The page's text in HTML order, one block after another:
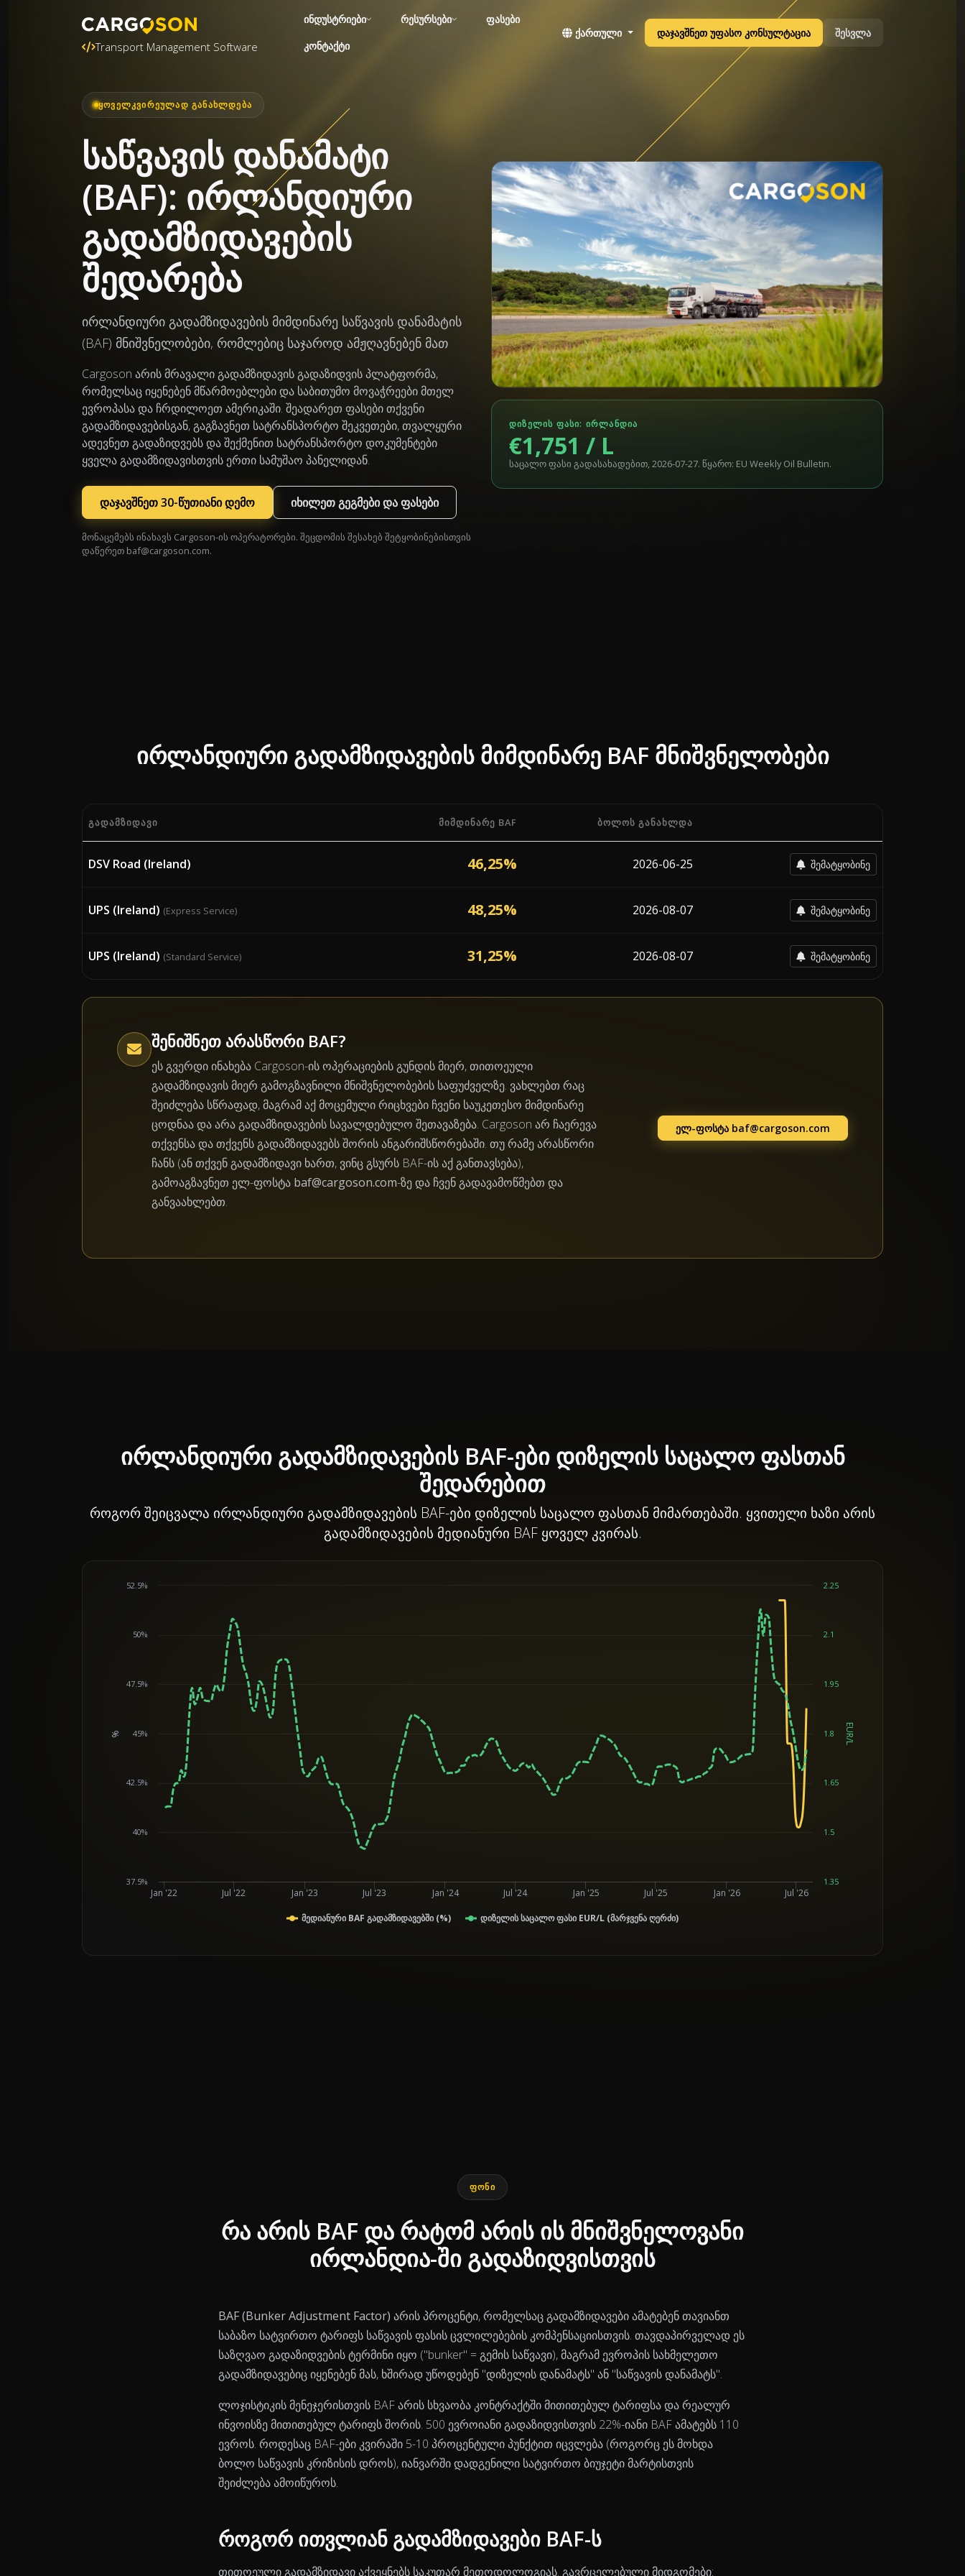
Transport Management Software
ინდუსტრიები რესურსები
ფასები
კონტაქტი
ქართული დაჯავშნეთ უფასო კონსულტაცია შესვლა
ᲧᲝᲕᲔᲚᲙᲕᲘᲠᲔᲣᲚᲐᲓ ᲒᲐᲜᲐᲮᲚᲓᲔᲑᲐ
საწვავის დანამატი
(BAF): ირლანდიური
გადამზიდავების
შედარება
ირლანდიური გადამზიდავების მიმდინარე საწვავის დანამატის
(BAF) მნიშვნელობები, რომლებიც საჯაროდ ამჟღავნებენ მათ
Cargoson არის მრავალი გადამზიდავის გადაზიდვის პლატფორმა,
რომელსაც იყენებენ მწარმოებლები და საბითუმო მოვაჭრეები მთელ
ევროპასა და ჩრდილოეთ ამერიკაში. შეადარეთ ფასები თქვენი
გადამზიდავებისგან, გაგზავნეთ სატრანსპორტო შეკვეთები, თვალყური
ადევნეთ გადაზიდვებს და შექმენით სატრანსპორტო დოკუმენტები
ყველა გადამზიდავისთვის ერთი სამუშაო პანელიდან.
დაჯავშნეთ 30-წუთიანი დემო იხილეთ გეგმები და ფასები
მონაცემებს ინახავს Cargoson-ის ოპერატორები. შეცდომის შესახებ შეტყობინებისთვის
დაწერეთ baf@cargoson.com.
ᲓᲘᲖᲔᲚᲘᲡ ᲤᲐᲡᲘ: ᲘᲠᲚᲐᲜᲓᲘᲐ
€1,751 / L
საცალო ფასი გადასახადებით, 2026-07-27. წყარო: EU Weekly Oil Bulletin.
ირლანდიური გადამზიდავების მიმდინარე BAF მნიშვნელობები
მიმდინარე Bunker Adjustment Factor (BAF) პროცენტები 3 გადამზიდავისგან, რომლებიც მოქმედებენ ირლანდია-ში, თითოეული გადამზიდავის ბოლო
ᲒᲐᲓᲐᲛᲖᲘᲓᲐᲕᲘ ᲛᲘᲛᲓᲘᲜᲐᲠᲔ BAF ᲑᲝᲚᲝᲡ ᲒᲐᲜᲐᲮᲚᲓᲐ
DSV Road (Ireland) 46,25% 2026-06-25 შემატყობინე
UPS (Ireland) (Express Service) 48,25% 2026-08-07 შემატყობინე
UPS (Ireland) (Standard Service) 31,25% 2026-08-07 შემატყობინე
შენიშნეთ არასწორი BAF?
ეს გვერდი ინახება Cargoson-ის ოპერაციების გუნდის მიერ, თითოეული
გადამზიდავის მიერ გამოგზავნილი მნიშვნელობების საფუძველზე. ვახლებთ რაც
შეიძლება სწრაფად, მაგრამ აქ მოცემული რიცხვები ჩვენი საუკეთესო მიმდინარე
ცოდნაა და არა გადამზიდავების სავალდებულო შეთავაზება. Cargoson არ ჩაერევა
თქვენსა და თქვენს გადამზიდავებს შორის ანგარიშსწორებაში. თუ რამე არასწორი
ჩანს (ან თქვენ გადამზიდავი ხართ, ვინც გსურს BAF-ის აქ განთავსება),
გამოაგზავნეთ ელ-ფოსტა baf@cargoson.com-ზე და ჩვენ გადავამოწმებთ და
განვაახლებთ.
ელ-ფოსტა baf@cargoson.com
ირლანდიური გადამზიდავების BAF-ები დიზელის საცალო ფასთან
შედარებით
როგორ შეიცვალა ირლანდიური გადამზიდავების BAF-ები დიზელის საცალო ფასთან მიმართებაში. ყვითელი ხაზი არის
გადამზიდავების მედიანური BAF ყოველ კვირას.
View as data table, Chart
% EUR/L
მედიანური BAF გადამზიდავებში (%) დიზელის საცალო ფასი EUR/L (მარჯვენა ღერძი)
Jan '22 Jul '22 Jan '23 Jul '23 Jan '24 Jul '24 Jan '25 Jul '25 Jan '26 Jul '26
37.5%
40%
42.5%
45%
47.5%
50%
52.5%
1.35
1.5
1.65
1.8
1.95
2.1
2.25
ᲤᲝᲜᲘ
რა არის BAF და რატომ არის ის მნიშვნელოვანი
ირლანდია-ში გადაზიდვისთვის
BAF (Bunker Adjustment Factor) არის პროცენტი, რომელსაც გადამზიდავები ამატებენ თავიანთ
საბაზო სატვირთო ტარიფს საწვავის ფასის ცვლილებების კომპენსაციისთვის. თავდაპირველად ეს
საზღვაო გადაზიდვების ტერმინი იყო ("bunker" = გემის საწვავი), მაგრამ ევროპის სახმელეთო
გადამზიდავებიც იყენებენ მას, ხშირად უწოდებენ "დიზელის დანამატს" ან "საწვავის დანამატს".
ლოჯისტიკის მენეჯერისთვის BAF არის სხვაობა კონტრაქტში მითითებულ ტარიფსა და რეალურ
ინვოისზე მითითებულ ტარიფს შორის. 500 ევროიანი გადაზიდვისთვის 22%-იანი BAF ამატებს 110
ევროს. როდესაც BAF-ები კვირაში 5-10 პროცენტული პუნქტით იცვლება (როგორც ეს მოხდა
ბოლო საწვავის კრიზისის დროს), იანვარში დადგენილი სატვირთო ბიუჯეტი მარტისთვის
შეიძლება ამოიწუროს.
როგორ ითვლიან გადამზიდავები BAF-ს
თითოეული გადამზიდავი აქვეყნებს საკუთარ მეთოდოლოგიას. გავრცელებული მიდგომები: